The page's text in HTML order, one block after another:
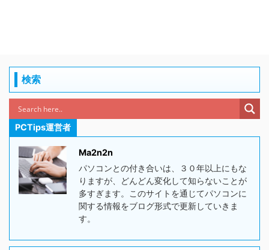
検索
PCTips運営者
Ma2n2n
パソコンとの付き合いは、３０年以上にもな
りますが、どんどん変化して知らないことが
多すぎます。このサイトを通じてパソコンに
関する情報をブログ形式で更新していきま
す。